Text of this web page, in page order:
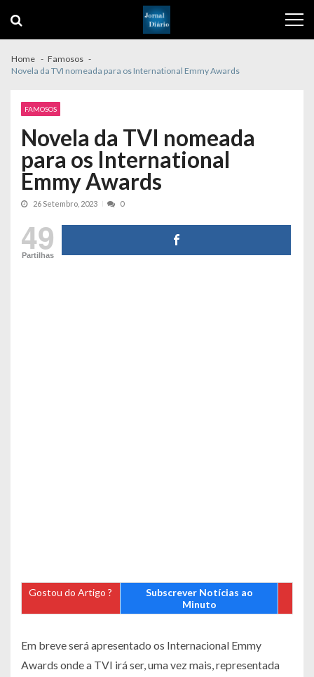
navigation
content
Home
Famosos
Novela da TVI nomeada para os International Emmy Awards
FAMOSOS
Novela da TVI nomeada
para os International
Emmy Awards
26 Setembro, 2023 0
49
Partilhas
Gostou do Artigo ?
Subscrever Notícias ao
Minuto
Em breve será apresentado os Internacional Emmy
Awards onde a TVI irá ser, uma vez mais, representada